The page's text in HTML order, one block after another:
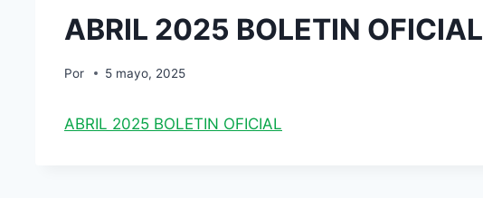
ABRIL 2025 BOLETIN OFICIAL
Por 5 mayo, 2025
ABRIL 2025 BOLETIN OFICIAL